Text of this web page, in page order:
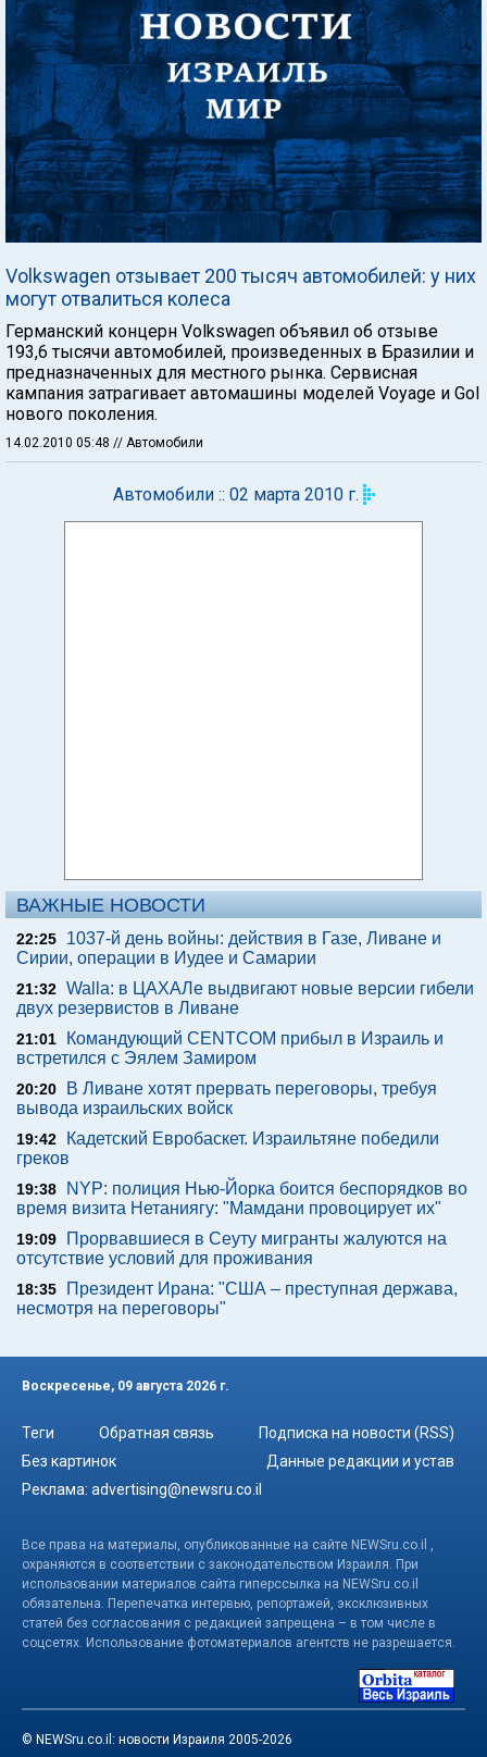
Volkswagen отзывает 200 тысяч автомобилей: у них
могут отвалиться колеса
Германский концерн Volkswagen объявил об отзыве
193,6 тысячи автомобилей, произведенных в Бразилии и
предназначенных для местного рынка. Сервисная
кампания затрагивает автомашины моделей Voyage и Gol
нового поколения.
14.02.2010 05:48 // Автомобили
Автомобили :: 02 марта 2010 г.
ВАЖНЫЕ НОВОСТИ
22:25
1037-й день войны: действия в Газе, Ливане и
Сирии, операции в Иудее и Самарии
21:32 Walla: в ЦАХАЛе выдвигают новые версии гибели
двух резервистов в Ливане
21:01
Командующий CENTCOM прибыл в Израиль и
встретился с Эялем Замиром
20:20
В Ливане хотят прервать переговоры, требуя
вывода израильских войск
19:42
Кадетский Евробаскет. Израильтяне победили
греков
19:38
NYP: полиция Нью-Йорка боится беспорядков во
время визита Нетаниягу: "Мамдани провоцирует их"
19:09
Прорвавшиеся в Сеуту мигранты жалуются на
отсутствие условий для проживания
18:35
Президент Ирана: "США – преступная держава,
несмотря на переговоры"
Воскресенье, 09 августа 2026 г.
Теги Обратная связь
Подписка на новости (RSS)
Без картинок
Данные редакции и устав
Реклама: advertising@newsru.co.il
Все права на материалы, опубликованные на сайте NEWSru.co.il ,
охраняются в соответствии с законодательством Израиля. При
использовании материалов сайта гиперссылка на NEWSru.co.il
обязательна. Перепечатка интервью, репортажей, эксклюзивных
статей без согласования с редакцией запрещена – в том числе в
соцсетях. Использование фотоматериалов агентств не разрешается.
© NEWSru.co.il: новости Израиля 2005-2026